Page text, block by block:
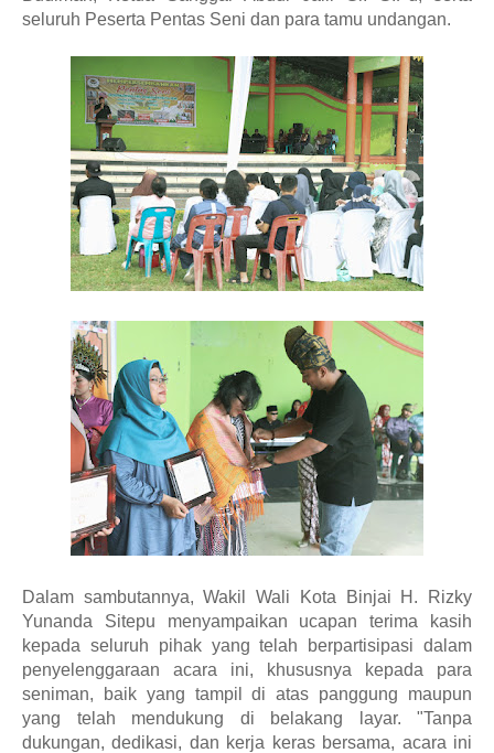
seluruh Peserta Pentas Seni dan para tamu undangan.
Dalam sambutannya, Wakil Wali Kota Binjai H. Rizky
Yunanda Sitepu menyampaikan ucapan terima kasih
kepada seluruh pihak yang telah berpartisipasi dalam
penyelenggaraan acara ini, khususnya kepada para
seniman, baik yang tampil di atas panggung maupun
yang telah mendukung di belakang layar. "Tanpa
dukungan, dedikasi, dan kerja keras bersama, acara ini